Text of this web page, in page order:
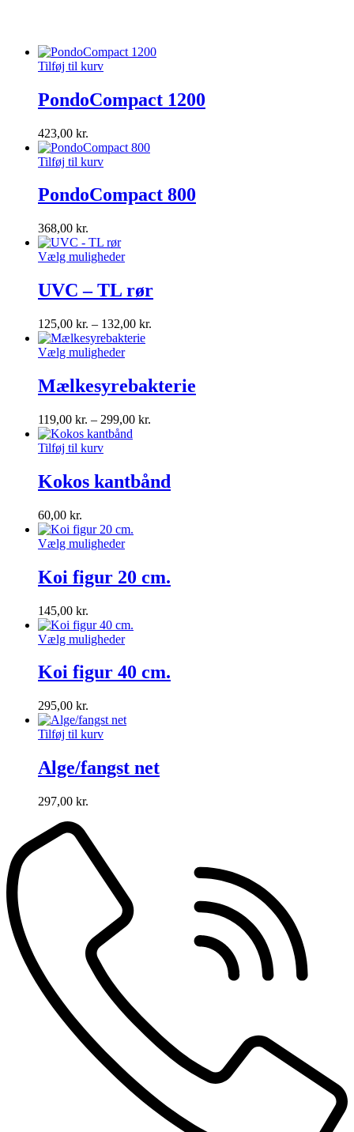
Tilføj til kurv
PondoCompact 1200
423,00 kr.
Tilføj til kurv
PondoCompact 800
368,00 kr.
Vælg muligheder
UVC – TL rør
125,00 kr. – 132,00 kr.
Vælg muligheder
Mælkesyrebakterie
119,00 kr. – 299,00 kr.
Tilføj til kurv
Kokos kantbånd
60,00 kr.
Vælg muligheder
Koi figur 20 cm.
145,00 kr.
Vælg muligheder
Koi figur 40 cm.
295,00 kr.
Tilføj til kurv
Alge/fangst net
297,00 kr.